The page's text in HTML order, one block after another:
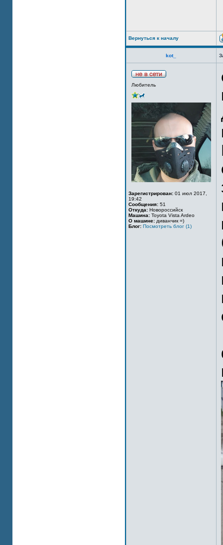
Вернуться к началу
kot_
Любитель
Зарегистрирован: 01 июл 2017,
19:42
Сообщения: 51
Откуда: Новороссийск
Машина: Toyota Vista Ardeo
О машине: диванчик =)
Блог: Посмотреть блог (1)